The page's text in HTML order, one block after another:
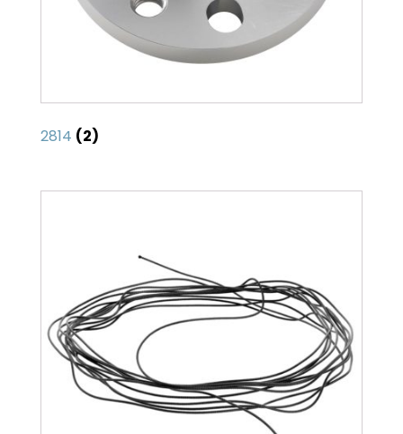
2814 (2)